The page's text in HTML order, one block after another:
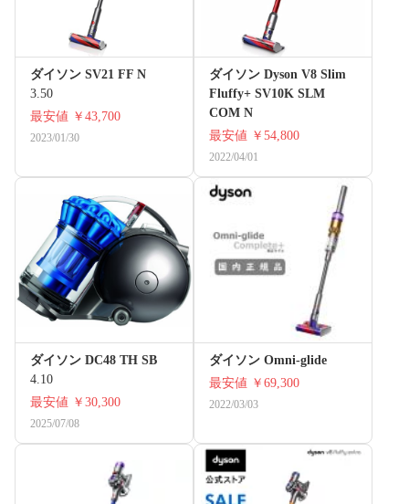
ダイソン SV21 FF N
3.50
最安値 ￥43,700
2023/01/30
ダイソン Dyson V8 Slim
Fluffy+ SV10K SLM
COM N
最安値 ￥54,800
2022/04/01
ダイソン DC48 TH SB
4.10
最安値 ￥30,300
2025/07/08
ダイソン Omni-glide
最安値 ￥69,300
2022/03/03